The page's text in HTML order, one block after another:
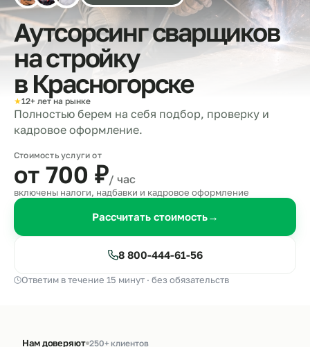
Аутсорсинг сварщиков
на стройку
в Красногорске
★12+ лет на рынке
Полностью берем на себя подбор, проверку и
кадровое оформление.
Стоимость услуги от
от 700 ₽/ час
включены налоги, надбавки и кадровое оформление
Рассчитать стоимость→
8 800-444-61-56
Ответим в течение 15 минут · без обязательств
Нам доверяют 250+ клиентов